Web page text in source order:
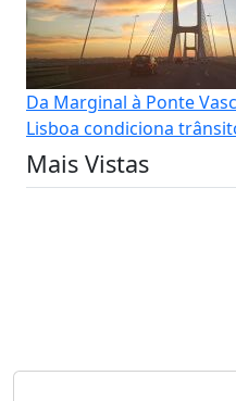
Da Marginal à Ponte
Lisboa condiciona
Mais Vistas